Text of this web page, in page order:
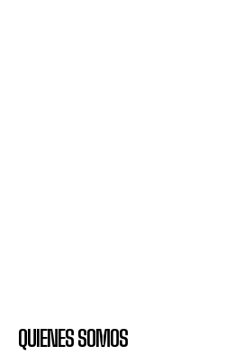
QUIENES SOMOS